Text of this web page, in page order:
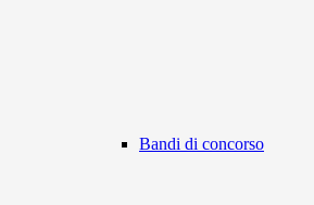
Bandi di concorso